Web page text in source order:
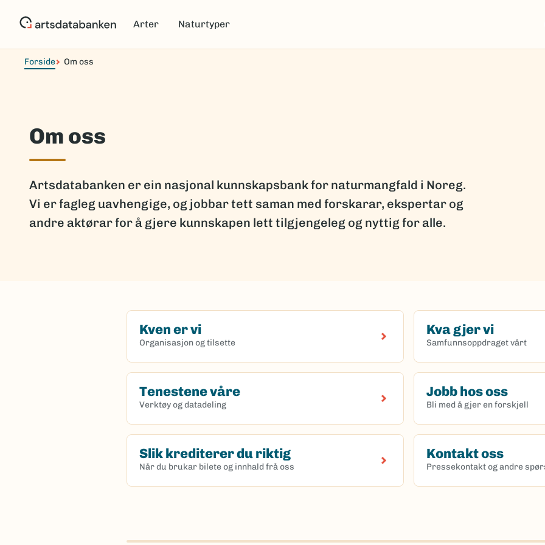
Arter Naturtyper
Forside Om oss
Om oss
Artsdatabanken er ein nasjonal kunnskapsbank for naturmangfald i Noreg.
Vi er fagleg uavhengige, og jobbar tett saman med forskarar, ekspertar og
andre aktørar for å gjere kunnskapen lett tilgjengeleg og nyttig for alle.
Kven er vi
Organisasjon og tilsette
Kva gjer vi
Samfunnsoppdraget vårt
Tenestene våre
Verktøy og datadeling
Jobb hos oss
Bli med å gjer en forskjell
Slik krediterer du riktig
Når du brukar bilete og innhald frå oss
Kontakt oss
Pressekontakt og andre